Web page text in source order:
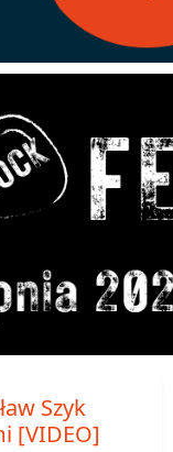
Szyk
[VIDEO]